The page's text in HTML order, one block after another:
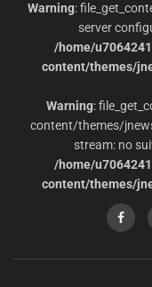
Warning:
server
/home/
content/themes/
Warning:
content/themes/
stream: no
/home/
content/themes/